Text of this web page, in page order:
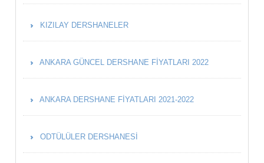
KIZILAY DERSHANELER
ANKARA GÜNCEL DERSHANE FIYATLARI 2022
ANKARA DERSHANE FIYATLARI 2021-2022
ODTÜLÜLER DERSHANESI